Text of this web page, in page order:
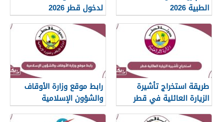
الطبية 2026
لدخول قطر 2026
طريقة استخراج تأشيرة
الزيارة العائلية في قطر
2026
رابط موقع وزارة الأوقاف
والشؤون الإسلامية
islam.gov.qa